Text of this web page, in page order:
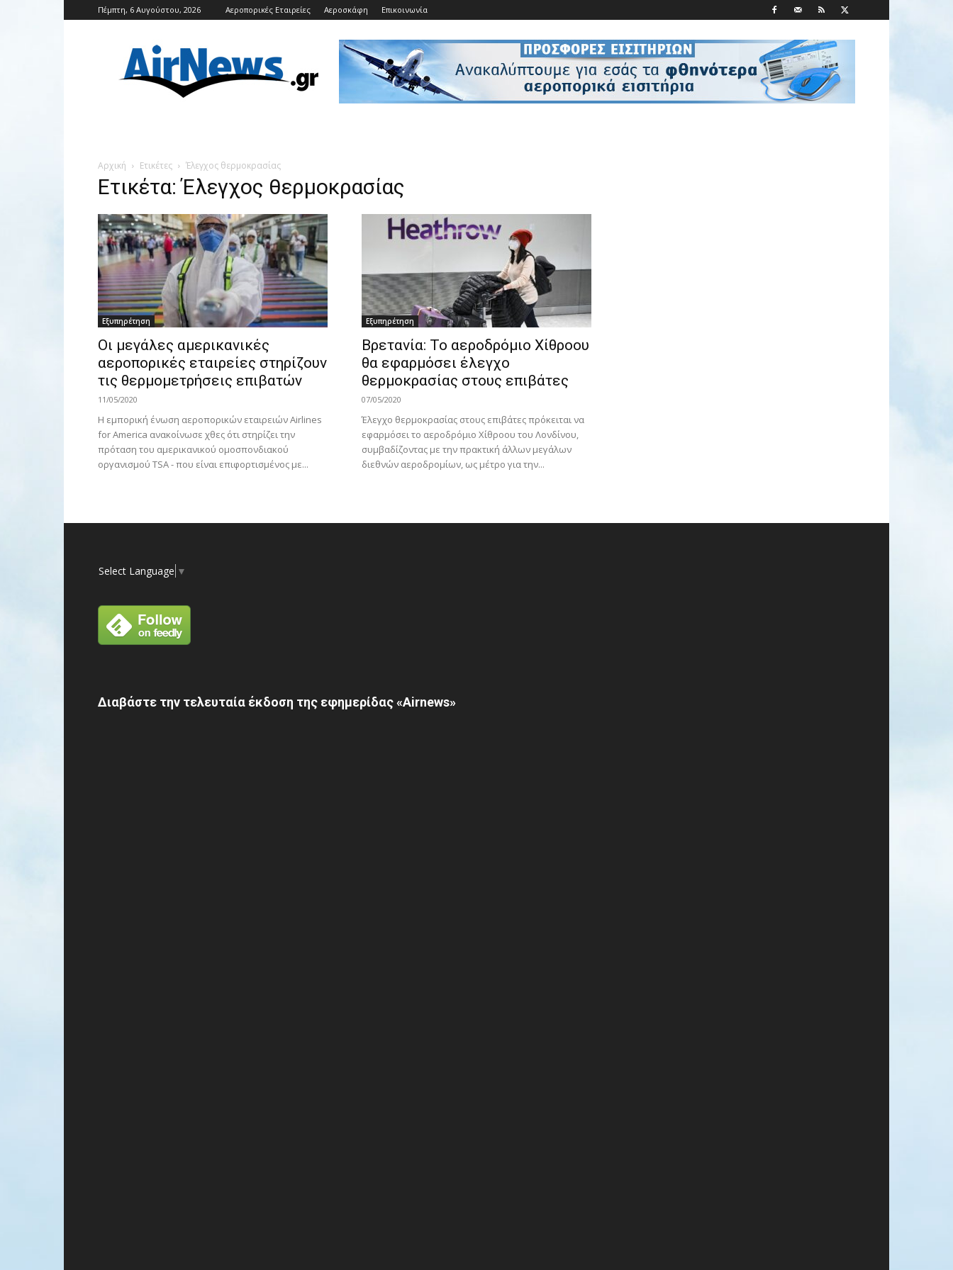
Πέμπτη, 6 Αυγούστου, 2026 Αεροπορικές Εταιρείες Αεροσκάφη Επικοινωνία
Αρχική Ετικέτες Έλεγχος θερμοκρασίας
Ετικέτα: Έλεγχος θερμοκρασίας
Εξυπηρέτηση
Οι μεγάλες αμερικανικές
αεροπορικές εταιρείες στηρίζουν
τις θερμομετρήσεις επιβατών
11/05/2020
Η εμπορική ένωση αεροπορικών εταιρειών Airlines
for America ανακοίνωσε χθες ότι στηρίζει την
πρόταση του αμερικανικού ομοσπονδιακού
οργανισμού TSA - που είναι επιφορτισμένος με...
Εξυπηρέτηση
Βρετανία: Το αεροδρόμιο Χίθροου
θα εφαρμόσει έλεγχο
θερμοκρασίας στους επιβάτες
07/05/2020
Έλεγχο θερμοκρασίας στους επιβάτες πρόκειται να
εφαρμόσει το αεροδρόμιο Χίθροου του Λονδίνου,
συμβαδίζοντας με την πρακτική άλλων μεγάλων
διεθνών αεροδρομίων, ως μέτρο για την...
Select Language ▼
Διαβάστε την τελευταία έκδοση της εφημερίδας «Airnews»